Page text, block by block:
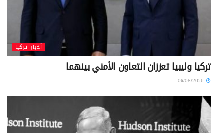
أخبار تركيا
تركيا وليبيا تعززان التعاون الأمني بينهما